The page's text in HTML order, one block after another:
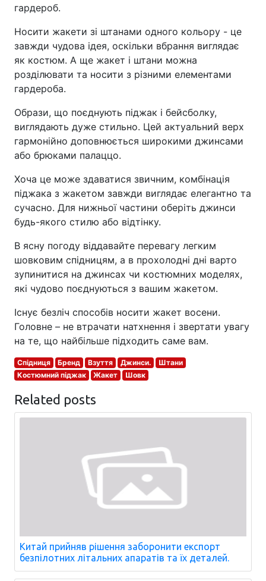
гардероб.
Носити жакети зі штанами одного кольору - це
завжди чудова ідея, оскільки вбрання виглядає
як костюм. А ще жакет і штани можна
розділювати та носити з різними елементами
гардероба.
Образи, що поєднують піджак і бейсболку,
виглядають дуже стильно. Цей актуальний верх
гармонійно доповнюється широкими джинсами
або брюками палаццо.
Хоча це може здаватися звичним, комбінація
піджака з жакетом завжди виглядає елегантно та
сучасно. Для нижньої частини оберіть джинси
будь-якого стилю або відтінку.
В ясну погоду віддавайте перевагу легким
шовковим спідницям, а в прохолодні дні варто
зупинитися на джинсах чи костюмних моделях,
які чудово поєднуються з вашим жакетом.
Існує безліч способів носити жакет восени.
Головне – не втрачати натхнення і звертати увагу
на те, що найбільше підходить саме вам.
Спідниця Бренд Взуття Джинси.
Штани
Костюмний піджак
Жакет Шовк
Related posts
Китай прийняв рішення заборонити експорт
безпілотних літальних апаратів та їх деталей.